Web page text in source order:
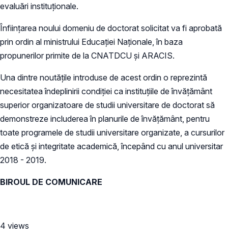
evaluări instituționale.
Înființarea noului domeniu de doctorat solicitat va fi aprobată
prin ordin al ministrului Educației Naționale, în baza
propunerilor primite de la CNATDCU și ARACIS.
Una dintre noutățile introduse de acest ordin o reprezintă
necesitatea îndeplinirii condiției ca instituțiile de învățământ
superior organizatoare de studii universitare de doctorat să
demonstreze includerea în planurile de învăţământ, pentru
toate programele de studii universitare organizate, a cursurilor
de etică şi integritate academică, începând cu anul universitar
2018 - 2019.
BIROUL DE COMUNICARE
4 views